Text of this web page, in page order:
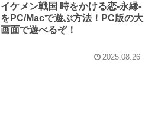
イケメン戦国 時をかける恋-永縁-
をPC/Macで遊ぶ方法！PC版の大
画面で遊べるぞ！
2025.08.26